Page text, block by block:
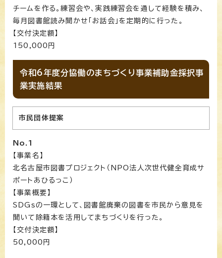
チームを作る。練習会や、実践練習会を通して経験を積み、
毎月図書館読み聞かせ「お話会」を定期的に行った。
【交付決定額】
150,000円
令和6年度分協働のまちづくり事業補助金採択事
業実施結果
市民団体提案
No.1
【事業名】
北名古屋市図書プロジェクト（NPO法人次世代健全育成サ
ポートあひるっこ）
【事業概要】
SDGsの一環として、図書館廃棄の図書を市民から意見を
聞いて除籍本を活用してまちづくりを行った。
【交付決定額】
50,000円